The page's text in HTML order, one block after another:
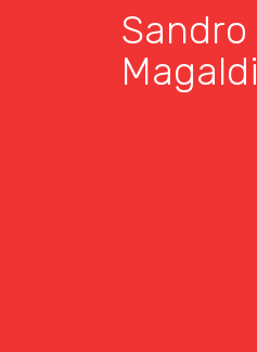
Sandro
Magaldi